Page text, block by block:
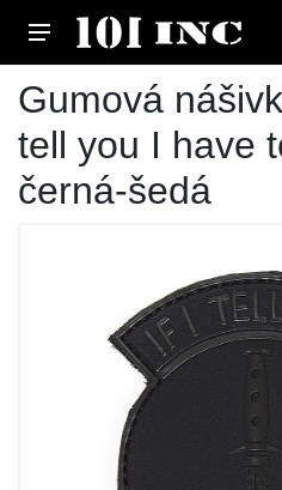
Gumová
tell you I have
černá-šedá